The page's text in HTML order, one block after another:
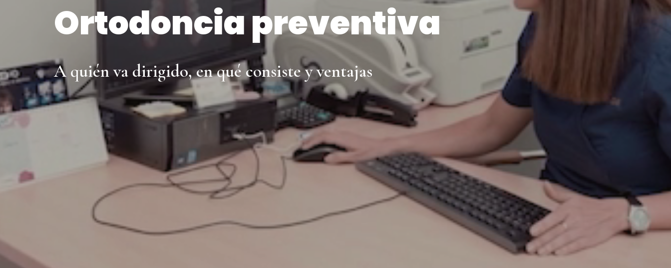
Ortodoncia preventiva
A quién va dirigido, en qué consiste y ventajas